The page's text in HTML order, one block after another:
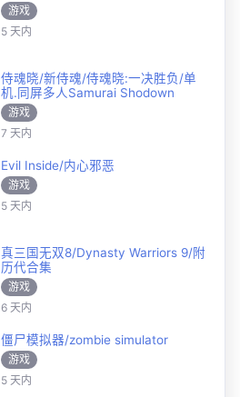
游戏
5 天内
侍魂晓/新侍魂/侍魂晓:一决胜负/单
机.同屏多人Samurai Shodown
游戏
7 天内
Evil Inside/内心邪恶
游戏
5 天内
真三国无双8/Dynasty Warriors 9/附
历代合集
游戏
6 天内
僵尸模拟器/zombie simulator
游戏
5 天内